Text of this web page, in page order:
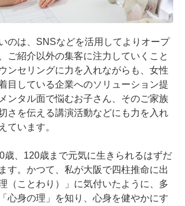
のは、SNSなどを活用してよりオープ
ご紹介以外の集客に注力していくこと
ンセリングに力を入れながらも、女性
目している企業へのソリューション提
ンタル面で悩むお子さん、そのご家族
さを伝える講演活動などにも力を入れ
ています。
歳、120歳まで元気に生きられるはずだ
す。かつて、私が大阪で四柱推命に出
（ことわり）」に気付いたように、多
心身の理」を知り、心身を健やかにす